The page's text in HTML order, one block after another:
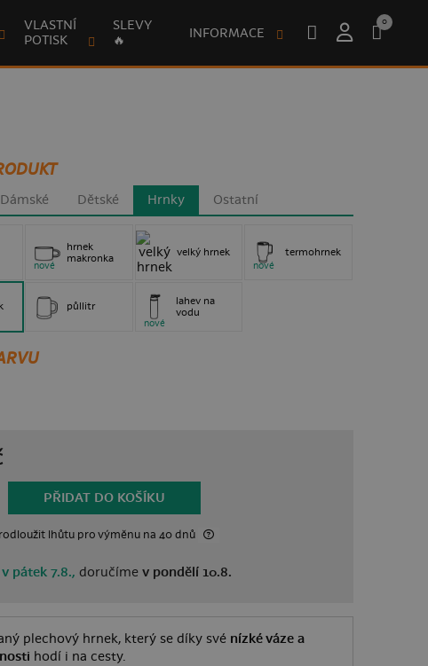
VLASTNÍ
POTISK
SLEVY
🔥
INFORMACE
0
Dámské Dětské Hrnky Ostatní
hrnek
makronka
nové
velký hrnek termohrnek
nové
půllitr
lahev na
vodu
nové
PŘIDAT DO KOŠÍKU
lhůtu pro výměnu na 40 dnů
v pátek 7.8., doručíme v pondělí 10.8.
plechový hrnek, který se díky své nízké váze a
hodí i na cesty.